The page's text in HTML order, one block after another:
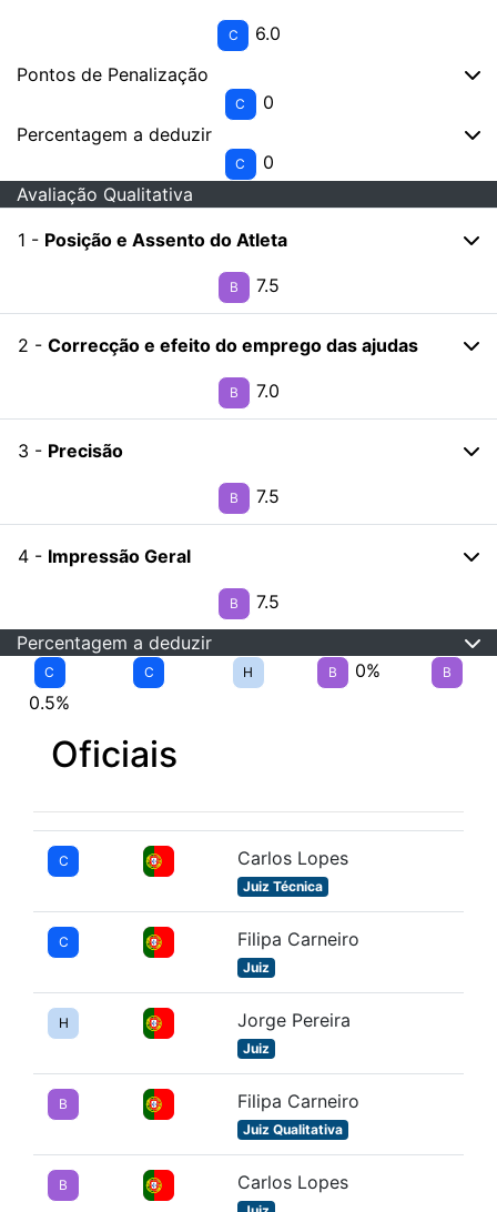
C
6.0
Pontos de Penalização
C
0
Percentagem a deduzir
C
0
Avaliação Qualitativa
1 - Posição e Assento do Atleta
B 7.5
2 - Correcção e efeito do emprego das ajudas
B 7.0
3 - Precisão
B 7.5
4 - Impressão Geral
B
7.5
Percentagem a deduzir
C
0.5%
C H B 0% B
Oficiais
C Carlos Lopes
Juiz Técnica
C Filipa Carneiro
Juiz
H Jorge Pereira
Juiz
B Filipa Carneiro
Juiz Qualitativa
B Carlos Lopes